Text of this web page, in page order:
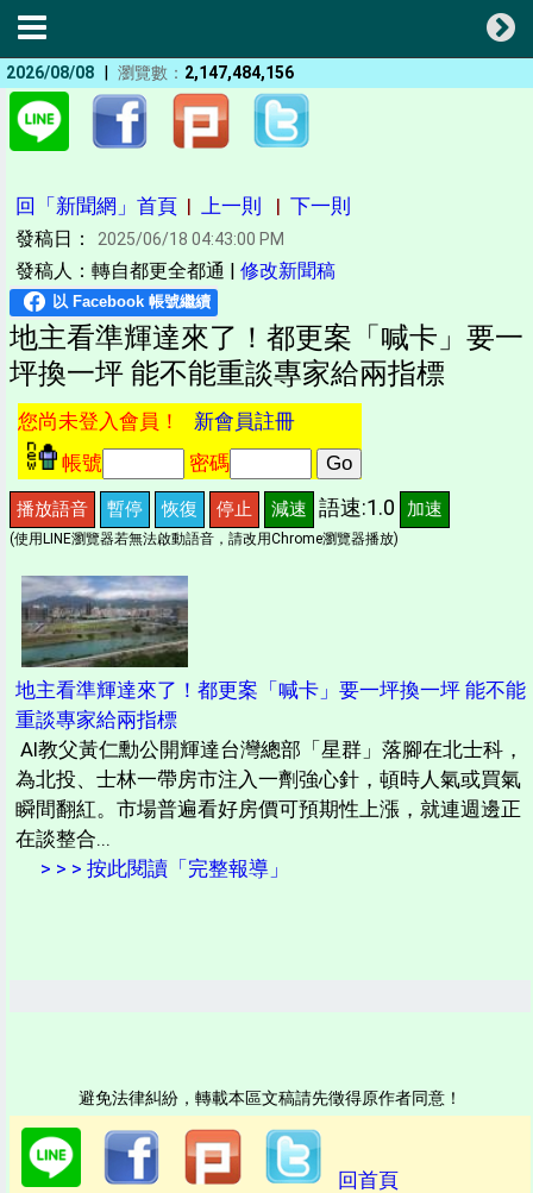
2026/08/08 | 瀏覽數： 2,147,484,156
回「新聞網」首頁 | 上一則 | 下一則
發稿日： 2025/06/18 04:43:00 PM
發稿人：轉自都更全都通 | 修改新聞稿
地主看準輝達來了！都更案「喊卡」要一
坪換一坪 能不能重談專家給兩指標
您尚未登入會員！ 新會員註冊
帳號
密碼
播放語音 暫停 恢復 停止 減速 語速:1.0 加速
(使用LINE瀏覽器若無法啟動語音，請改用Chrome瀏覽器播放)
地主看準輝達來了！都更案「喊卡」要一坪換一坪 能不能
重談專家給兩指標
AI教父黃仁勳公開輝達台灣總部「星群」落腳在北士科，
為北投、士林一帶房市注入一劑強心針，頓時人氣或買氣
瞬間翻紅。市場普遍看好房價可預期性上漲，就連週邊正
在談整合...
> > > 按此閱讀「完整報導」
避免法律糾紛，轉載本區文稿請先徵得原作者同意！
回首頁